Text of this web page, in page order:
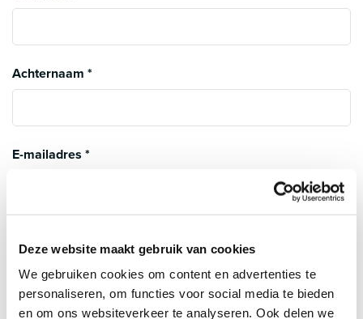
Deze website maakt gebruik van cookies
We gebruiken cookies om content en advertenties te
personaliseren, om functies voor social media te bieden
en om ons websiteverkeer te analyseren. Ook delen we
Achternaam *
E-mailadres *